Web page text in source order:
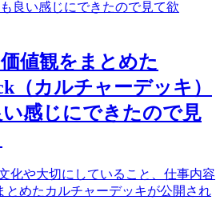
値観をまとめた
（カルチャーデッキ）
感じにできたので見
化や大切にしていること、仕事内容
とめたカルチャーデッキが公開され